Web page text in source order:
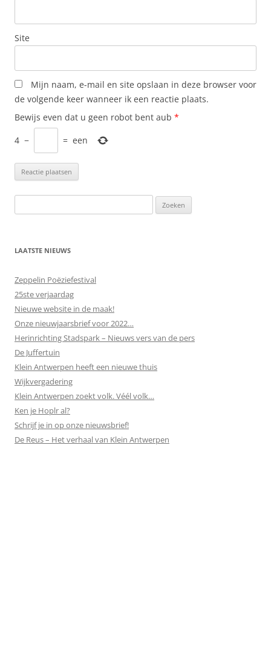
Site
Mijn naam, e-mail en site opslaan in deze browser voor
de volgende keer wanneer ik een reactie plaats.
Bewijs even dat u geen robot bent aub *
4 − = een
LAATSTE NIEUWS
Zeppelin Poëziefestival
25ste verjaardag
Nieuwe website in de maak!
Onze nieuwjaarsbrief voor 2022…
Herinrichting Stadspark – Nieuws vers van de pers
De Juffertuin
Klein Antwerpen heeft een nieuwe thuis
Wijkvergadering
Klein Antwerpen zoekt volk. Véél volk…
Ken je Hoplr al?
Schrijf je in op onze nieuwsbrief!
De Reus – Het verhaal van Klein Antwerpen